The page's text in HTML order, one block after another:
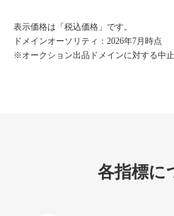
korean-
ジャンルその他
表示価格は「税込価格」です。
ドメインオーソリティ：2026年7月時点
※オークション出品ドメインに対する中
各指標に